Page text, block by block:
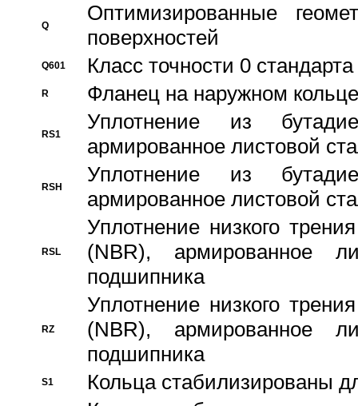
Q
Оптимизированные
поверхностей
Q601 Класс точности 0
R Фланец на наружном кольце
RS1
Уплотнение из
армированное листовой
RSH
Уплотнение из
армированное листовой
RSL
Уплотнение низкого
(NBR), армированное
подшипника
RZ
Уплотнение низкого
(NBR), армированное
подшипника
S1 Кольца стабилизированы